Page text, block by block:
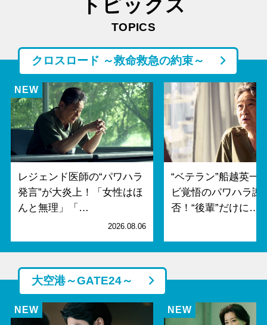
トピックス
TOPICS
クロスロード ～救命救急の約束～
レジェンド医師の“パワハラ
発言”が大炎上！「女性はほ
んと無理」「…
2026.08.06
“ベテラン”船越英一
ビ覚悟のパワハラ謝
否！“後輩”だけに…
大空港～GATE24～